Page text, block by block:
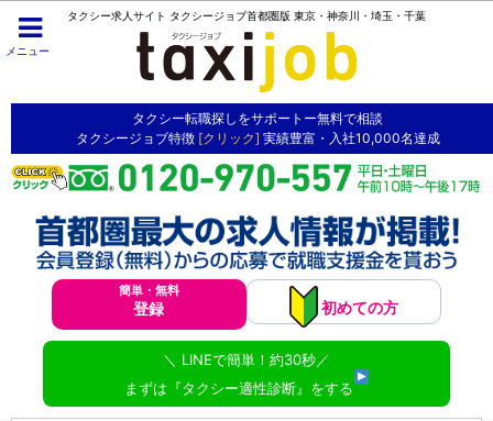
メニュー
タクシー求人サイト タクシージョブ首都圏版 東京・神奈川・埼玉・千葉
タクシー転職探しをサポートー無料で相談
タクシージョブ特徴 [クリック] 実績豊富・入社10,000名達成
簡単・無料
登録 初めての方
＼ LINEで簡単！約30秒／
まずは『タクシー適性診断』をする